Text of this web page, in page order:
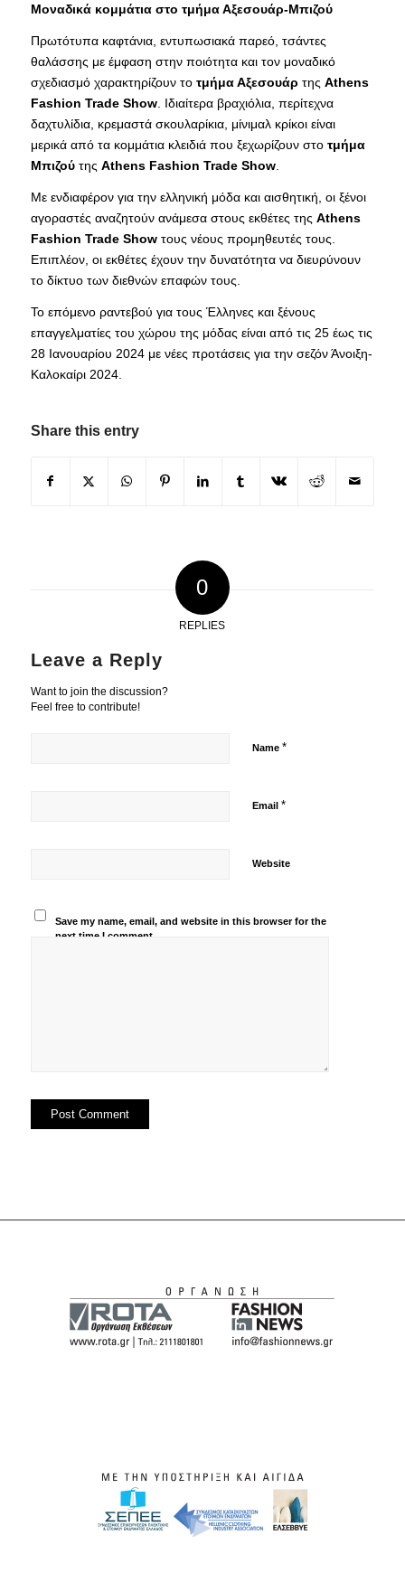
Μοναδικά κομμάτια στο τμήμα Αξεσουάρ-Μπιζού
Πρωτότυπα καφτάνια, εντυπωσιακά παρεό, τσάντες
θαλάσσης με έμφαση στην ποιότητα και τον μοναδικό
σχεδιασμό χαρακτηρίζουν το τμήμα Αξεσουάρ της Αthens
Fashion Trade Show. Ιδιαίτερα βραχιόλια, περίτεχνα
δαχτυλίδια, κρεμαστά σκουλαρίκια, μίνιμαλ κρίκοι είναι
μερικά από τα κομμάτια κλειδιά που ξεχωρίζουν στοτμήμα
Μπιζούτης Αthens Fashion Trade Show.
Με ενδιαφέρον για την ελληνική μόδα και αισθητική, οι ξένοι
αγοραστές αναζητούν ανάμεσα στους εκθέτες της Αthens
Fashion Trade Showτους νέους προμηθευτές τους.
Επιπλέον, οι εκθέτες έχουν την δυνατότητα να διευρύνουν
το δίκτυο των διεθνών επαφών τους.
Το επόμενο ραντεβού για τους Έλληνες και ξένους
επαγγελματίες του χώρου της μόδας είναι από τις 25 έως τις
28 Ιανουαρίου 2024 με νέες προτάσεις για την σεζόν Άνοιξη-
Καλοκαίρι 2024.
Share this entry
0
REPLIES
Leave a Reply
Want to join the discussion?
Feel free to contribute!
Name *
Email *
Website
Save my name, email, and website in this browser for the
next time I comment.